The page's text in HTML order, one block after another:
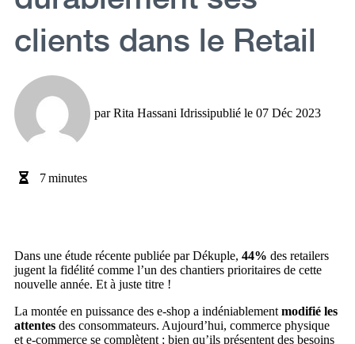
clients dans le Retail
parRita Hassani Idrissipublié le 07 Déc 2023
7minutes
Dans une étude récente publiée par Dékuple, 44% des retailers
jugent la fidélité comme l’un des chantiers prioritaires de cette
nouvelle année. Et à juste titre !
La montée en puissance des e-shop a indéniablement modifié les
attentes des consommateurs. Aujourd’hui, commerce physique
et e-commerce se complètent ; bien qu’ils présentent des besoins